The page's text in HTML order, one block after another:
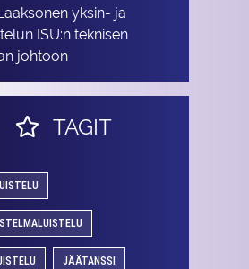
yksin- ja
ISU:n teknisen
johtoon
TAGIT
JÄÄTANSSI